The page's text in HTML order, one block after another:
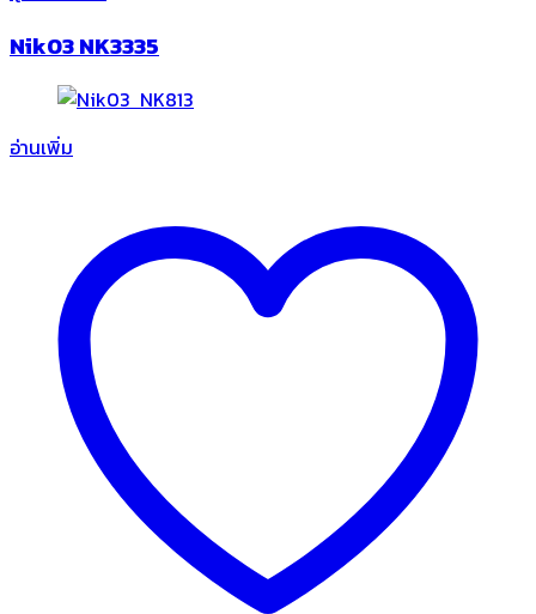
Nik03 NK3335
อ่านเพิ่ม